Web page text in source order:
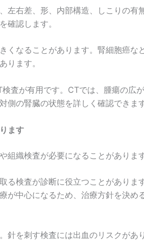
左右差、形、内部構造、しこりの有
確認します。
くなることがあります。腎細胞癌な
ります。
査が有用です。CTでは、腫瘍の広
側の腎臓の状態を詳しく確認できま
ます
組織検査が必要になることがありま
る検査が診断に役立つことがありま
が中心になるため、治療方針を決め
針を刺す検査には出血のリスクがあ